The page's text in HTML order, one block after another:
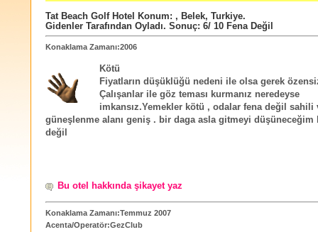
Tat Beach Golf Hotel Konum: , Belek, Turkiye.
Gidenler Tarafından Oyladı. Sonuç: 6/ 10 Fena Değil
Konaklama Zamanı:2006
Kötü
Fiyatların düşüklüğü nedeni ile olsa gerek
Çalışanlar ile göz teması kurmanız neredeyse
imkansız.Yemekler kötü , odalar fena değil sahili
güneşlenme alanı geniş . bir daga asla gitmeyi düşüneceğim
değil
Bu otel hakkında şikayet yaz
Konaklama Zamanı:Temmuz 2007
Acenta/Operatör:GezClub